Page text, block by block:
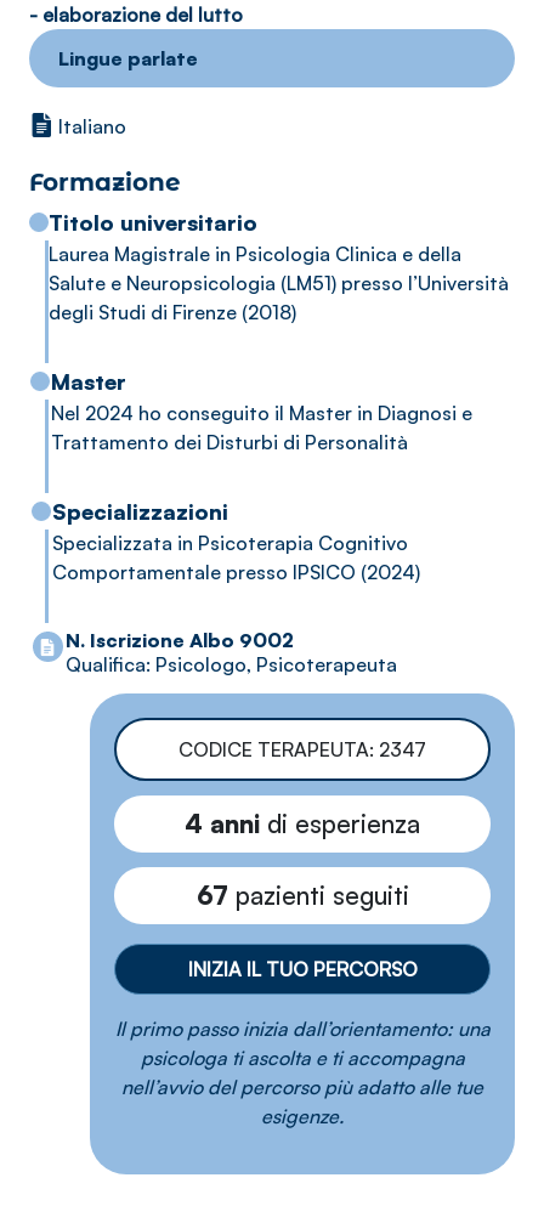
- elaborazione del lutto
Lingue parlate
Italiano
Formazione
Titolo universitario
Laurea Magistrale in Psicologia Clinica e della
Salute e Neuropsicologia (LM51) presso l’Università
degli Studi di Firenze (2018)
Master
Nel 2024 ho conseguito il Master in Diagnosi e
Trattamento dei Disturbi di Personalità
Specializzazioni
Specializzata in Psicoterapia Cognitivo
Comportamentale presso IPSICO (2024)
N. Iscrizione Albo 9002
Qualifica: Psicologo, Psicoterapeuta
CODICE TERAPEUTA: 2347
4 anni di esperienza
67 pazienti seguiti
INIZIA IL TUO PERCORSO
Il primo passo inizia dall’orientamento: una
psicologa ti ascolta e ti accompagna
nell’avvio del percorso più adatto alle tue
esigenze.